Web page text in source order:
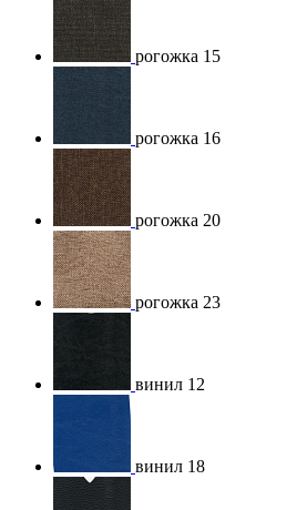
рогожка 15
рогожка 16
рогожка 20
рогожка 23
винил 12
винил 18